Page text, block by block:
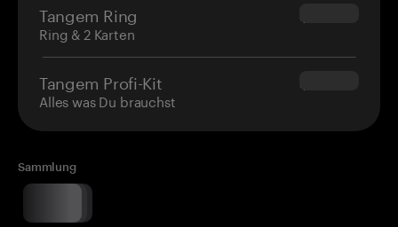
Tangem Ring
Ring & 2 Karten
$160.00
Tangem Profi-Kit
Alles was Du brauchst
$180.00
Sammlung